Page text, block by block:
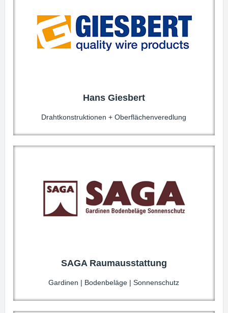
Hans Giesbert
Drahtkonstruktionen + Oberflächenveredlung
SAGA Raumausstattung
Gardinen | Bodenbeläge | Sonnenschutz